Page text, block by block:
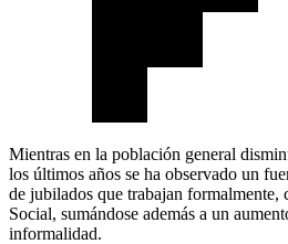
Mientras en la población general
los últimos años se ha observado un
de jubilados que trabajan formalmente,
Social, sumándose además a un
informalidad.